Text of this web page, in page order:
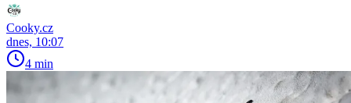
Cooky.cz
dnes, 10:07
4 min